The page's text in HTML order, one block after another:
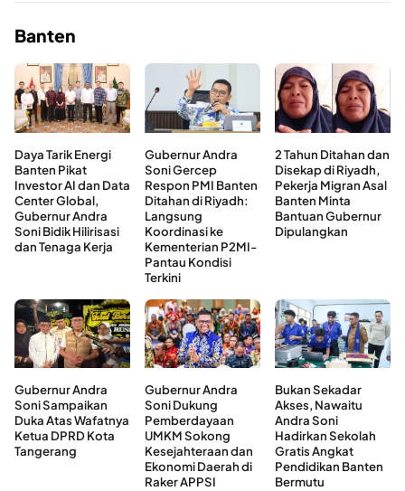
Banten
Daya Tarik Energi
Banten Pikat
Investor AI dan Data
Center Global,
Gubernur Andra
Soni Bidik Hilirisasi
dan Tenaga Kerja
Gubernur Andra
Soni Gercep
Respon PMI Banten
Ditahan di Riyadh:
Langsung
Koordinasi ke
Kementerian P2MI-
Pantau Kondisi
Terkini
2 Tahun Ditahan dan
Disekap di Riyadh,
Pekerja Migran Asal
Banten Minta
Bantuan Gubernur
Dipulangkan
Gubernur Andra
Soni Sampaikan
Duka Atas Wafatnya
Ketua DPRD Kota
Tangerang
Gubernur Andra
Soni Dukung
Pemberdayaan
UMKM Sokong
Kesejahteraan dan
Ekonomi Daerah di
Raker APPSI
Bukan Sekadar
Akses, Nawaitu
Andra Soni
Hadirkan Sekolah
Gratis Angkat
Pendidikan Banten
Bermutu